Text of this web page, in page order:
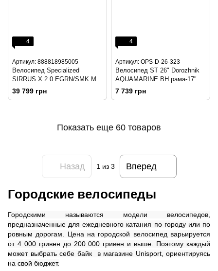
4
Артикул: 888818985005
Велосипед Specialized
SIRRUS X 2.0 EGRN/SMK M
(92424-8103)
39 799 грн
4
Артикул: OPS-D-26-323
Велосипед ST 26" Dorozhnik
AQUAMARINE BH рама-17"
фиолетовый 2025
7 739 грн
Показать еще 60 товаров
Назад 1из 3 Вперед
Городские велосипеды
Городскими называются модели велосипедов,
предназначенные для ежедневного катания по городу или по
ровным дорогам. Цена на городской велосипед варьируется
от 4 000 гривен до 200 000 гривен и выше. Поэтому каждый
может выбрать себе байк в магазине Unisport, ориентируясь
на свой бюджет.